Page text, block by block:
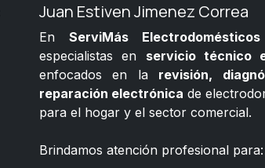
Juan Estiven Jimenez Correa
En ServiMás Electrodomésticos
especialistas en servicio técnico
enfocados en la revisión,
reparación electrónica de
para el hogar y el sector comercial.
Brindamos atención profesional para: